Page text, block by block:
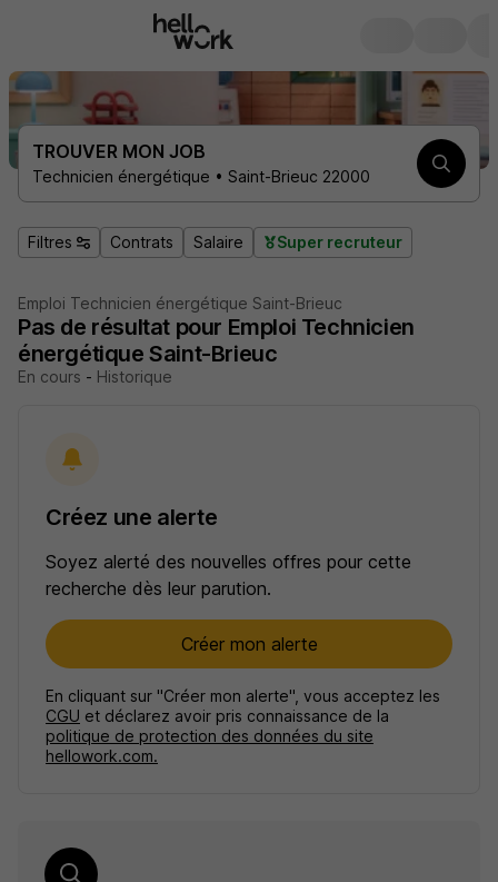
TROUVER MON JOB
Technicien énergétique • Saint-Brieuc 22000
Filtres Contrats Salaire Super recruteur
Emploi Technicien énergétique Saint-Brieuc
Pas de résultat pour Emploi Technicien
énergétique Saint-Brieuc
En cours - Historique
Créez une alerte
Soyez alerté des nouvelles offres pour cette
recherche dès leur parution.
Créer mon alerte
En cliquant sur "Créer mon alerte", vous acceptez les
CGU et déclarez avoir pris connaissance de la
politique de protection des données du site
hellowork.com.